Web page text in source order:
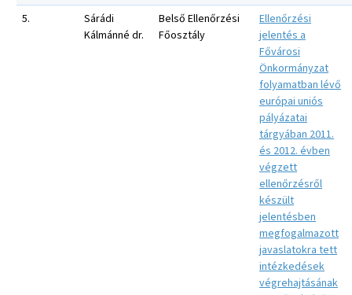
5.
Sárádi
Kálmánné dr.
Belső Ellenőrzési
Főosztály
Ellenőrzési
jelentés a
Fővárosi
Önkormányzat
folyamatban lévő
európai uniós
pályázatai
tárgyában 2011.
és 2012. évben
végzett
ellenőrzésről
készült
jelentésben
megfogalmazott
javaslatokra tett
intézkedések
végrehajtásának